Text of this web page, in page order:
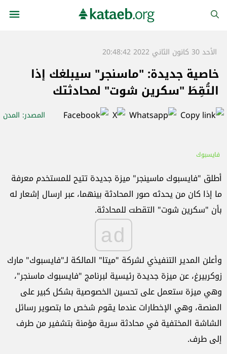
الأحد 30 كانون الثاني 2022 20:48:42
خاصية جديدة: "ماسنجر" سيبلغك إذا
التُقِطَ "سكرين شوت" لمحادثتك
المصدر: المدن
فايسبوك
أطلق "فايسبوك ماسينجر" ميزة جديدة تتيح للمستخدم معرفة
ما إذا كان من يحدثه صور المحادثة بينهما، عبر ارسال إشعار له
بأن "سكرين شوت" التقطت للمحادثة.
ad
وأعلن المدير التنفيذي لشركة "ميتا" المالكة لـ"فايسبوك" مارك
زوكربيرغ، عن ميزة جديدة رئيسية لبرنامج "فايسبوك ماسنجر"،
وهي ميزة ستعمل على تحسين الخصوصية بشكل كبير على
المنصة، وهي الإخطارات عندما يقوم شخص ما بتصوير رسائل
الشاشة المختفية في محادثة سرية مؤمنة بتشفير من طرف
إلى طرف.